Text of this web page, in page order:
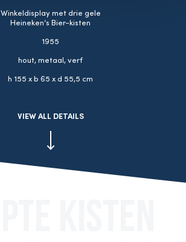
Winkeldisplay met drie gele
Heineken’s Bier-kisten
1955
hout, metaal, verf
h 155 x b 65 x d 55,5 cm
VIEW ALL DETAILS